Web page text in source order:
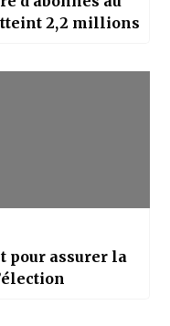
2,2 millions
pour assurer la